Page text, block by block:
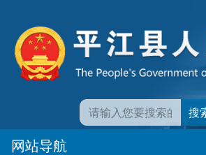
搜
网站导航